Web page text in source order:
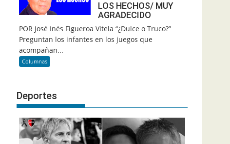
LOS HECHOS/ MUY
AGRADECIDO
POR José Inés Figueroa Vitela “¿Dulce o Truco?”
Preguntan los infantes en los juegos que
acompañan...
Columnas
Deportes